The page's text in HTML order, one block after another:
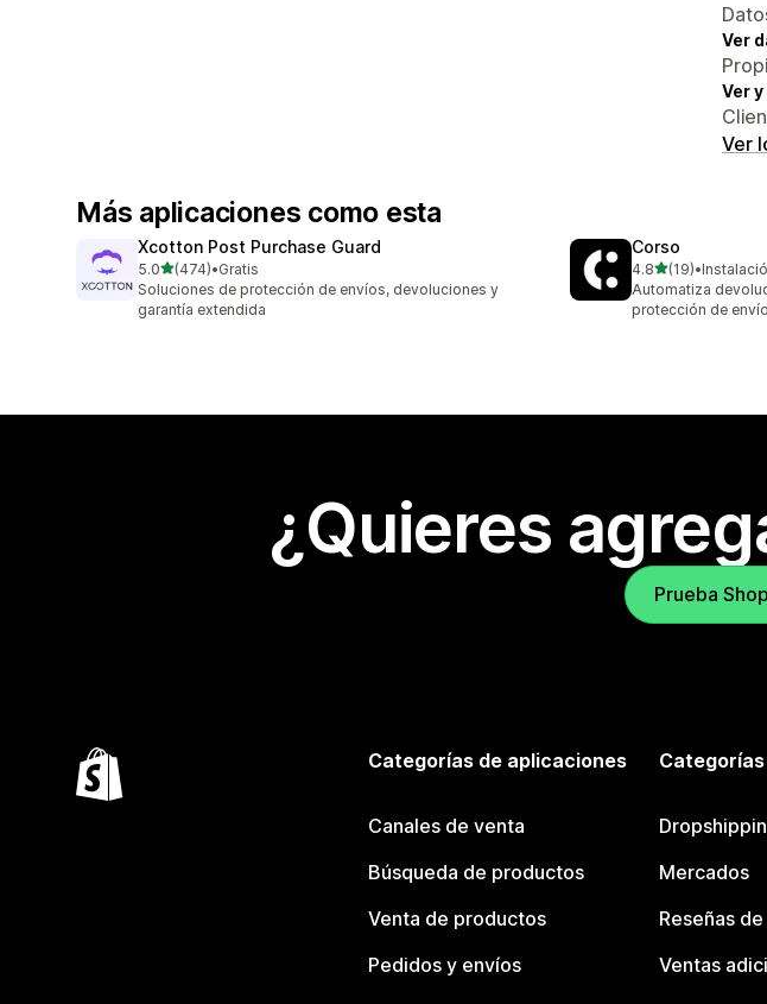
Ver
Ver
Ver
Más aplicaciones como esta
Xcotton Post Purchase Guard
5.0de 5 estrellas
(474)
474 reseñas en total
•Gratis
Soluciones de protección de envíos, devoluciones y
garantía extendida
Corso
4.8de 5 estrellas
(19)
19 reseñas en total
•
Automatiza
protección de
¿Quieres
Prueba
Categorías de aplicaciones
Canales de venta
Búsqueda de productos
Venta de productos
Pedidos y envíos
Mercados
Reseñas
Ventas